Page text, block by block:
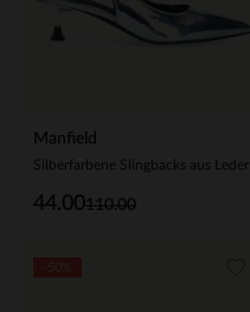
Manfield
Silberfarbene Slingbacks aus Leder
110.00
44.00